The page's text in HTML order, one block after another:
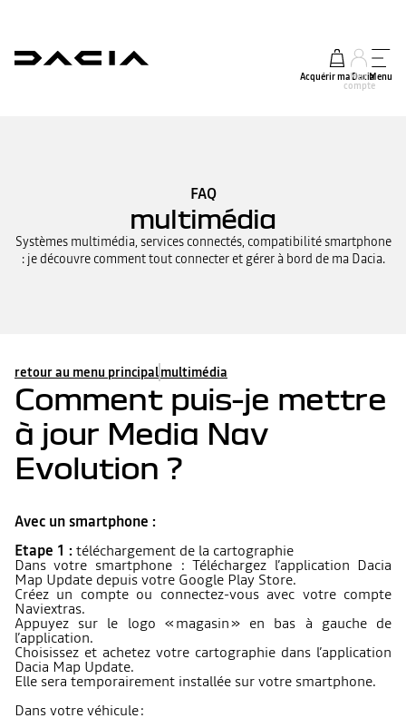
Acquérir ma Dacia
Mon
compte
Menu
FAQ
multimédia
Systèmes multimédia, services connectés, compatibilité smartphone
: je découvre comment tout connecter et gérer à bord de ma Dacia.
retour au menu principalmultimédia
Comment puis-je mettre
à jour Media Nav
Evolution ?
Avec un smartphone :
Etape 1 :téléchargement de la cartographie
Dans votre smartphone : Téléchargez l’application Dacia
Map Update depuis votre Google Play Store.
Créez un compte ou connectez-vous avec votre compte
Naviextras.
Appuyez sur le logo « magasin » en bas à gauche de
l’application.
Choisissez et achetez votre cartographie dans l’application
Dacia Map Update.
Elle sera temporairement installée sur votre smartphone.
Dans votre véhicule :